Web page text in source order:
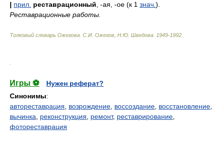
| прил. реставрационный , -ая, -ое (к 1 знач. ).
Реставрационные работы.
Толковый словарь Ожегова С.И. Ожегов, Н.Ю. Шведова. 1949-1992
Игры ⚽
Нужен реферат?
Синонимы:
автореставрация
возрождение воссоздание восстановление
вычинка
реконструкция ремонт, реставрирование
фотореставрация